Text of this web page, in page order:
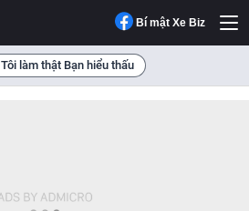
Bí mật Xe Biz
Tôi làm thật Bạn hiểu thấu